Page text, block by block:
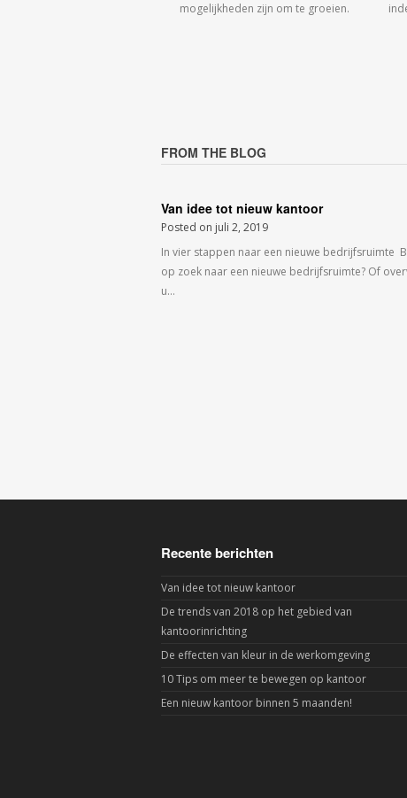
mogelijkheden zijn om te groeien.
FROM THE BLOG
Van idee tot nieuw kantoor
Posted on juli 2, 2019
In vier stappen naar een nieuwe bedrijfsruimte
op zoek naar een nieuwe bedrijfsruimte? Of
u…
Recente berichten
Van idee tot nieuw kantoor
De trends van 2018 op het gebied van
kantoorinrichting
De effecten van kleur in de werkomgeving
10 Tips om meer te bewegen op kantoor
Een nieuw kantoor binnen 5 maanden!